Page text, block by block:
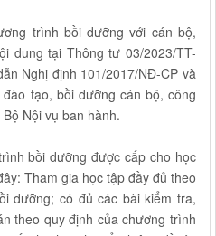
trình bồi dưỡng với cán bộ,
dung tại Thông tư 03/2023/TT-
Nghị định 101/2017/NĐ-CP và
tạo, bồi dưỡng cán bộ, công
Nội vụ ban hành.
bồi dưỡng được cấp cho học
Tham gia học tập đầy đủ theo
dưỡng; có đủ các bài kiểm tra,
theo quy định của chương trình